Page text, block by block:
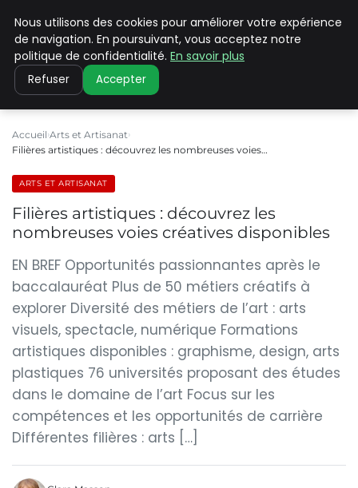
PILAT PATRIMOINES
Accueil Arts et Artisanat
Filières artistiques : découvrez les nombreuses voies…
ARTS ET ARTISANAT
Filières artistiques : découvrez les
nombreuses voies créatives disponibles
EN BREF Opportunités passionnantes après le
baccalauréat Plus de 50 métiers créatifs à
explorer Diversité des métiers de l’art : arts
visuels, spectacle, numérique Formations
artistiques disponibles : graphisme, design, arts
plastiques 76 universités proposant des études
dans le domaine de l’art Focus sur les
compétences et les opportunités de carrière
Différentes filières : arts […]
Nous utilisons des cookies pour améliorer votre expérience
de navigation. En poursuivant, vous acceptez notre
politique de confidentialité. En savoir plus
Refuser Accepter